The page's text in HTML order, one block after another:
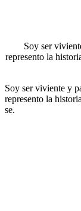
Soy ser
represento la
Soy ser viviente y
represento la
se.